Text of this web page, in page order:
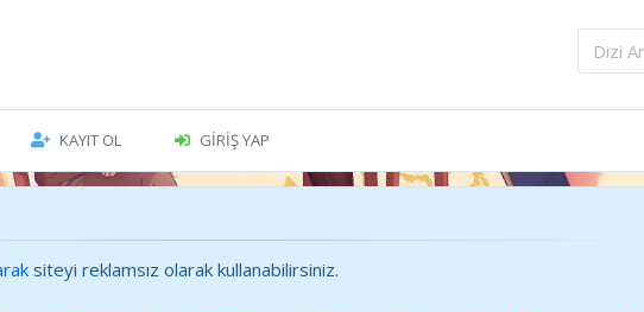
KAYIT OL GIRIŞ YAP
siteyi reklamsız olarak kullanabilirsiniz.